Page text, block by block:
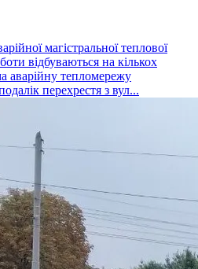
магістральної теплової
відбуваються на кількох
аварійну тепломережу
перехрестя з вул...